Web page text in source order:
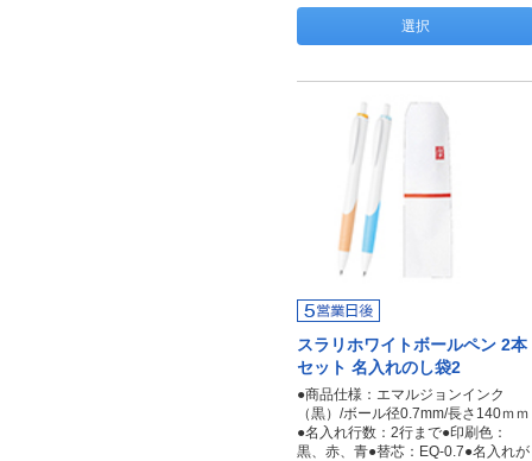
選択
スラリホワイトボールペン 2本
セット 名入れのし袋2
●商品仕様：エマルジョンインク
（黒）/ボール径0.7mm/長さ140ｍｍ
●名入れ行数：2行まで●印刷色：
黒、赤、青●替芯：EQ-0.7●名入れが